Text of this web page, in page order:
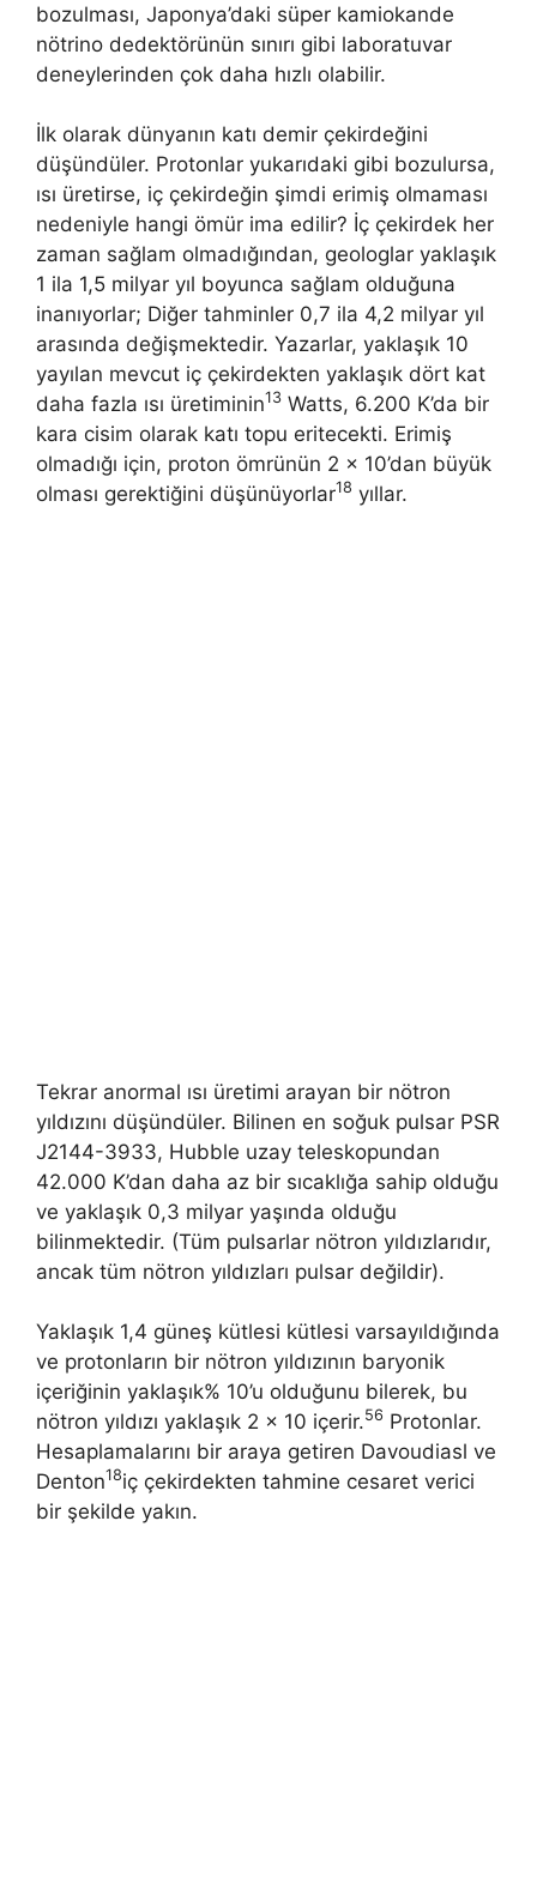
bozulması, Japonya’daki süper kamiokande
nötrino dedektörünün sınırı gibi laboratuvar
deneylerinden çok daha hızlı olabilir.
İlk olarak dünyanın katı demir çekirdeğini
düşündüler. Protonlar yukarıdaki gibi bozulursa,
ısı üretirse, iç çekirdeğin şimdi erimiş olmaması
nedeniyle hangi ömür ima edilir? İç çekirdek her
zaman sağlam olmadığından, geologlar yaklaşık
1 ila 1,5 milyar yıl boyunca sağlam olduğuna
inanıyorlar; Diğer tahminler 0,7 ila 4,2 milyar yıl
arasında değişmektedir. Yazarlar, yaklaşık 10
yayılan mevcut iç çekirdekten yaklaşık dört kat
daha fazla ısı üretiminin13 Watts, 6.200 K’da bir
kara cisim olarak katı topu eritecekti. Erimiş
olmadığı için, proton ömrünün 2 × 10’dan büyük
olması gerektiğini düşünüyorlar18 yıllar.
Tekrar anormal ısı üretimi arayan bir nötron
yıldızını düşündüler. Bilinen en soğuk pulsar PSR
J2144-3933, Hubble uzay teleskopundan
42.000 K’dan daha az bir sıcaklığa sahip olduğu
ve yaklaşık 0,3 milyar yaşında olduğu
bilinmektedir. (Tüm pulsarlar nötron yıldızlarıdır,
ancak tüm nötron yıldızları pulsar değildir).
Yaklaşık 1,4 güneş kütlesi kütlesi varsayıldığında
ve protonların bir nötron yıldızının baryonik
içeriğinin yaklaşık% 10’u olduğunu bilerek, bu
nötron yıldızı yaklaşık 2 × 10 içerir.56 Protonlar.
Hesaplamalarını bir araya getiren Davoudiasl ve
Denton18iç çekirdekten tahmine cesaret verici
bir şekilde yakın.